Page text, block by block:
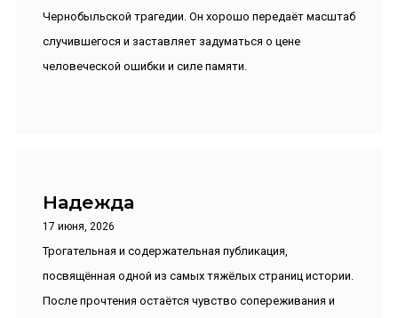
Чернобыльской трагедии. Он хорошо передаёт масштаб
случившегося и заставляет задуматься о цене
человеческой ошибки и силе памяти.
Надежда
17 июня, 2026
Трогательная и содержательная публикация,
посвящённая одной из самых тяжёлых страниц истории.
После прочтения остаётся чувство сопереживания и